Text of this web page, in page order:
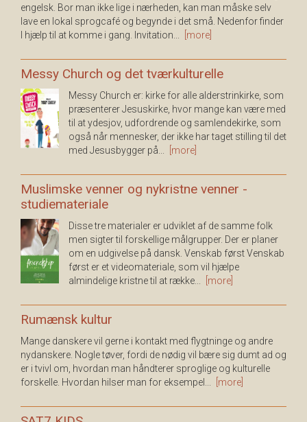
engelsk. Bor man ikke lige i nærheden, kan man måske selv
lave en lokal sprogcafé og begynde i det små. Nedenfor finder
I hjælp til at komme i gang. Invitation...
[more]
Messy Church og det tværkulturelle
Messy Church er: kirke for alle alderstrinkirke, som
præsenterer Jesuskirke, hvor mange kan være med
til at ydesjov, udfordrende og samlendekirke, som
også når mennesker, der ikke har taget stilling til det
med Jesusbygger på...
[more]
Muslimske venner og nykristne venner -
studiemateriale
Disse tre materialer er udviklet af de samme folk
men sigter til forskellige målgrupper. Der er planer
om en udgivelse på dansk. Venskab først Venskab
først er et videomateriale, som vil hjælpe
almindelige kristne til at række...
[more]
Rumænsk kultur
Mange danskere vil gerne i kontakt med flygtninge og andre
nydanskere. Nogle tøver, fordi de nødig vil bære sig dumt ad og
er i tvivl om, hvordan man håndterer sproglige og kulturelle
forskelle. Hvordan hilser man for eksempel...
[more]